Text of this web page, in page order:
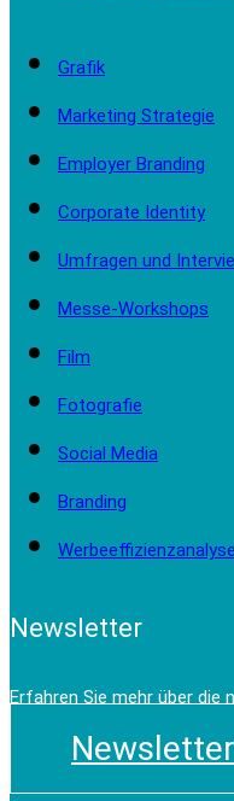
Grafik
Marketing Strategie
Employer Branding
Corporate Identity
Umfragen und
Messe-Workshops
Film
Fotografie
Social Media
Branding
Werbeeffizienzanalyse
Newsletter
Erfahren Sie mehr über die